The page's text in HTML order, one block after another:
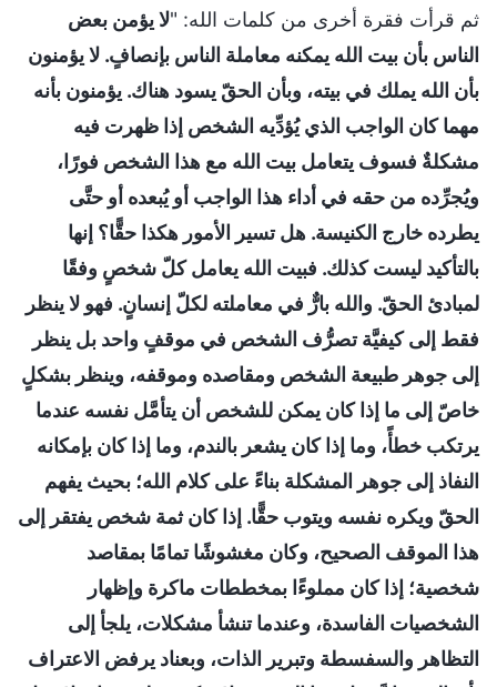
ثم قرأت فقرة أخرى من كلمات الله: "لا يؤمن بعض
الناس بأن بيت الله يمكنه معاملة الناس بإنصافٍ. لا يؤمنون
بأن الله يملك في بيته، وبأن الحقّ يسود هناك. يؤمنون بأنه
مهما كان الواجب الذي يُؤدِّيه الشخص إذا ظهرت فيه
مشكلةٌ فسوف يتعامل بيت الله مع هذا الشخص فورًا،
ويُجرِّده من حقه في أداء هذا الواجب أو يُبعده أو حتَّى
يطرده خارج الكنيسة. هل تسير الأمور هكذا حقًّا؟ إنها
بالتأكيد ليست كذلك. فبيت الله يعامل كلّ شخصٍ وفقًا
لمبادئ الحقّ. والله بارٌّ في معاملته لكلّ إنسانٍ. فهو لا ينظر
فقط إلى كيفيَّة تصرُّف الشخص في موقفٍ واحد بل ينظر
إلى جوهر طبيعة الشخص ومقاصده وموقفه، وينظر بشكلٍ
خاصّ إلى ما إذا كان يمكن للشخص أن يتأمَّل نفسه عندما
يرتكب خطأً، وما إذا كان يشعر بالندم، وما إذا كان بإمكانه
النفاذ إلى جوهر المشكلة بناءً على كلام الله؛ بحيث يفهم
الحقّ ويكره نفسه ويتوب حقًّا. إذا كان ثمة شخص يفتقر إلى
هذا الموقف الصحيح، وكان مغشوشًا تمامًا بمقاصد
شخصية؛ إذا كان مملوءًا بمخططات ماكرة وإظهار
الشخصيات الفاسدة، وعندما تنشأ مشكلات، يلجأ إلى
التظاهر والسفسطة وتبرير الذات، وبعناد يرفض الاعتراف